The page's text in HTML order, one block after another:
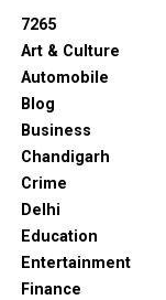
7265
Art & Culture
Automobile
Blog
Business
Chandigarh
Crime
Delhi
Education
Entertainment
Finance